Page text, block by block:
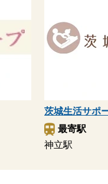
茨城生活サポ
最寄駅
神立駅